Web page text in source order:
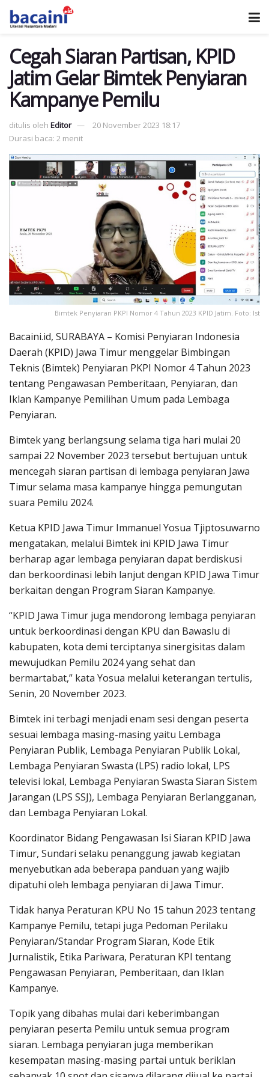
Cegah Siaran Partisan, KPID
Jatim Gelar Bimtek Penyiaran
Kampanye Pemilu
ditulis oleh Editor
20 November 2023 18:17
Durasi baca: 2 menit
Bimtek Penyiaran PKPI Nomor 4 Tahun 2023 KPID Jatim. Foto: Ist
Bacaini.id, SURABAYA – Komisi Penyiaran Indonesia
Daerah (KPID) Jawa Timur menggelar Bimbingan
Teknis (Bimtek) Penyiaran PKPI Nomor 4 Tahun 2023
tentang Pengawasan Pemberitaan, Penyiaran, dan
Iklan Kampanye Pemilihan Umum pada Lembaga
Penyiaran.
Bimtek yang berlangsung selama tiga hari mulai 20
sampai 22 November 2023 tersebut bertujuan untuk
mencegah siaran partisan di lembaga penyiaran Jawa
Timur selama masa kampanye hingga pemungutan
suara Pemilu 2024.
Ketua KPID Jawa Timur Immanuel Yosua Tjiptosuwarno
mengatakan, melalui Bimtek ini KPID Jawa Timur
berharap agar lembaga penyiaran dapat berdiskusi
dan berkoordinasi lebih lanjut dengan KPID Jawa Timur
berkaitan dengan Program Siaran Kampanye.
“KPID Jawa Timur juga mendorong lembaga penyiaran
untuk berkoordinasi dengan KPU dan Bawaslu di
kabupaten, kota demi terciptanya sinergisitas dalam
mewujudkan Pemilu 2024 yang sehat dan
bermartabat,” kata Yosua melalui keterangan tertulis,
Senin, 20 November 2023.
Bimtek ini terbagi menjadi enam sesi dengan peserta
sesuai lembaga masing-masing yaitu Lembaga
Penyiaran Publik, Lembaga Penyiaran Publik Lokal,
Lembaga Penyiaran Swasta (LPS) radio lokal, LPS
televisi lokal, Lembaga Penyiaran Swasta Siaran Sistem
Jarangan (LPS SSJ), Lembaga Penyiaran Berlangganan,
dan Lembaga Penyiaran Lokal.
Koordinator Bidang Pengawasan Isi Siaran KPID Jawa
Timur, Sundari selaku penanggung jawab kegiatan
menyebutkan ada beberapa panduan yang wajib
dipatuhi oleh lembaga penyiaran di Jawa Timur.
Tidak hanya Peraturan KPU No 15 tahun 2023 tentang
Kampanye Pemilu, tetapi juga Pedoman Perilaku
Penyiaran/Standar Program Siaran, Kode Etik
Jurnalistik, Etika Pariwara, Peraturan KPI tentang
Pengawasan Penyiaran, Pemberitaan, dan Iklan
Kampanye.
Topik yang dibahas mulai dari keberimbangan
penyiaran peserta Pemilu untuk semua program
siaran. Lembaga penyiaran juga memberikan
kesempatan masing-masing partai untuk beriklan